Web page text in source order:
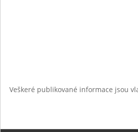
Veškeré publikované informace jsou